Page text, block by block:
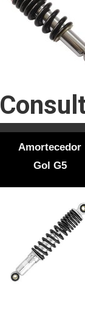
Amortecedor
Gol G5